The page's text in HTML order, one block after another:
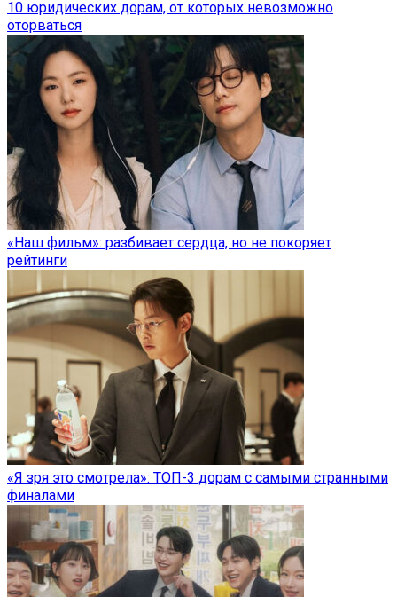
10 юридических дорам, от которых невозможно
оторваться
«Наш фильм»: разбивает сердца, но не покоряет
рейтинги
«Я зря это смотрела»: ТОП-3 дорам с самыми странными
финалами